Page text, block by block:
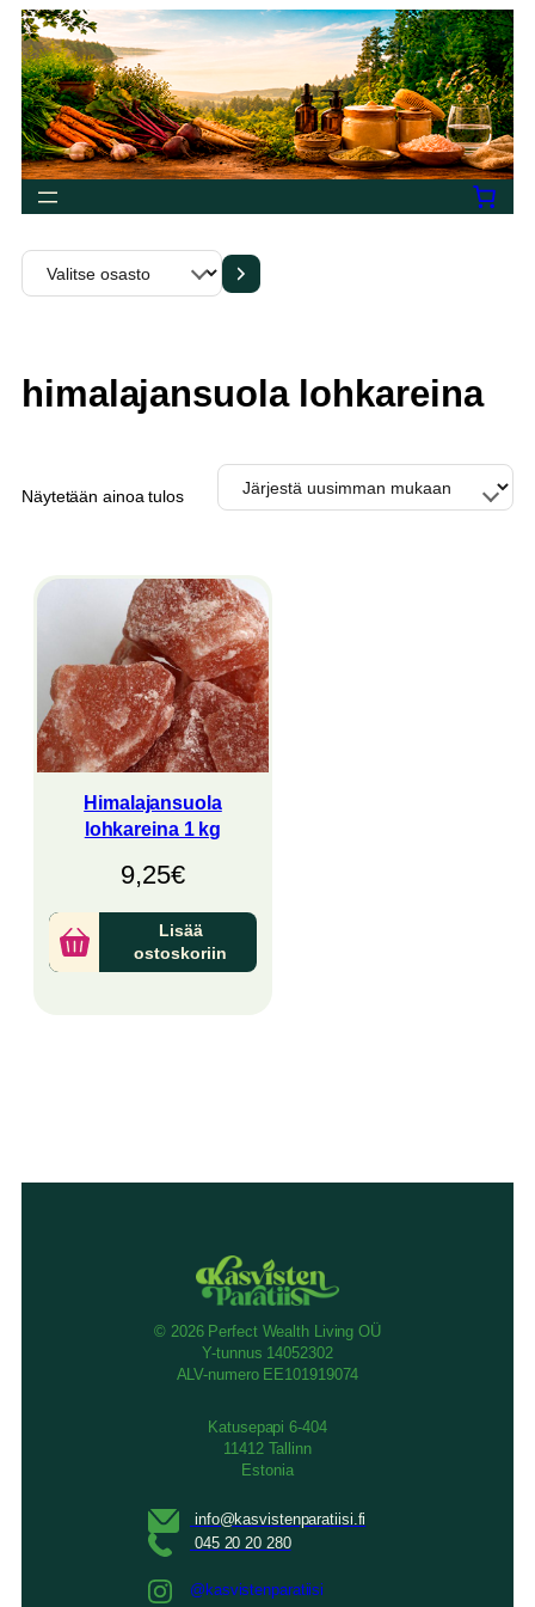
Siirry
sisältöön
Valitse
osasto
himalajansuola lohkareina
Näytetään ainoa tulos
Himalajansuola
lohkareina 1 kg
9,25€
Lisää
ostoskoriin
© 2026 Perfect Wealth Living OÜ
Y-tunnus 14052302
ALV-numero EE101919074
Katusepapi 6-404
11412 Tallinn
Estonia
@kasvistenparatiisi